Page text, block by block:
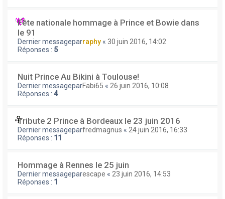
Fête nationale hommage à Prince et Bowie dans
le 91
Dernier messageparraphy « 30 juin 2016, 14:02
Réponses : 5
Nuit Prince Au Bikini à Toulouse!
Dernier messageparFabi65 « 26 juin 2016, 10:08
Réponses : 4
Tribute 2 Prince à Bordeaux le 23 juin 2016
Dernier messageparfredmagnus « 24 juin 2016, 16:33
Réponses : 11
Hommage à Rennes le 25 juin
Dernier messageparescape « 23 juin 2016, 14:53
Réponses : 1